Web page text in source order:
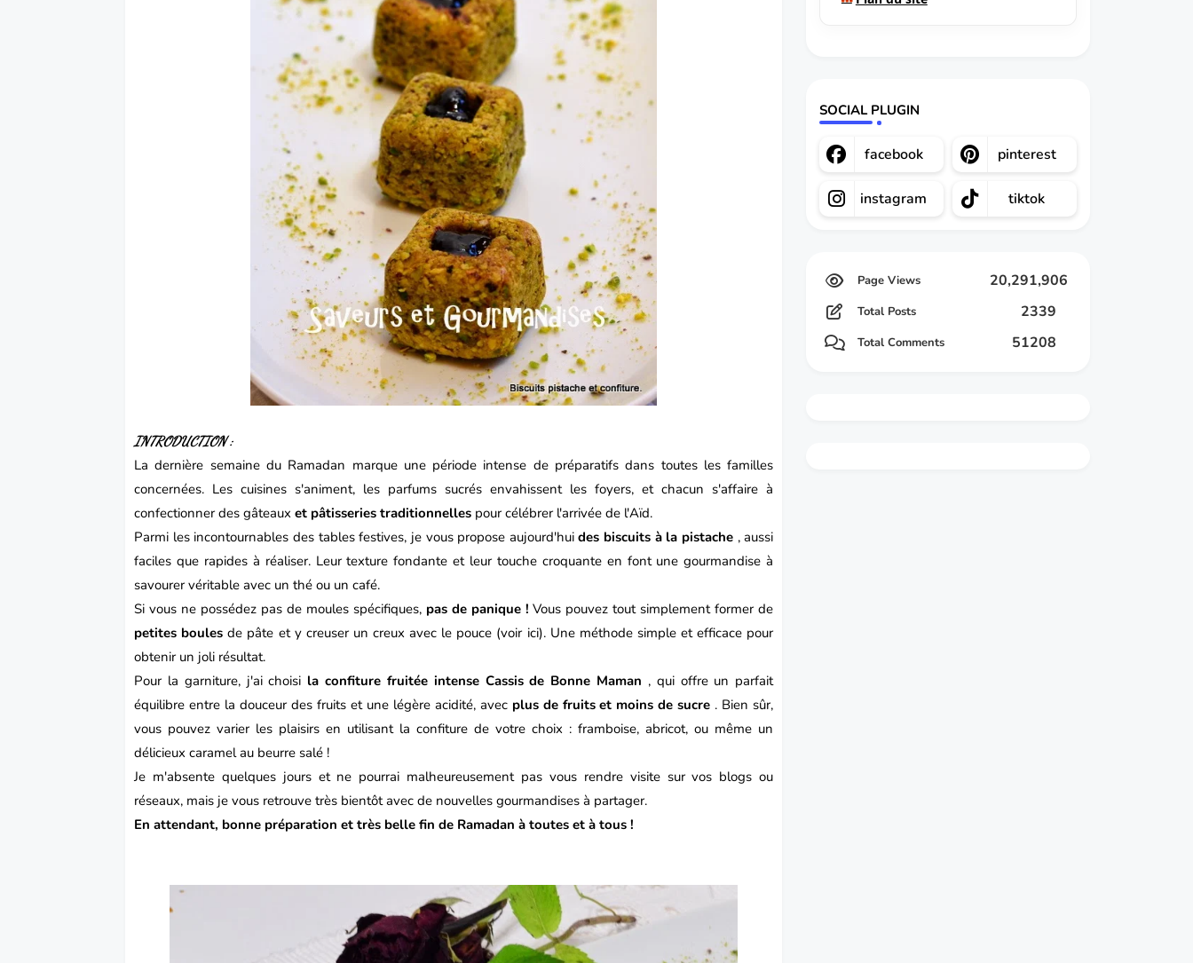
INTRODUCTION :
La dernière semaine du Ramadan marque une période intense de préparatifs dans toutes les familles
concernées. Les cuisines s'animent, les parfums sucrés envahissent les foyers, et chacun s'affaire à
confectionner desgâteaux et pâtisseries traditionnelles pour célébrer l'arrivée de l'Aïd.
Parmi les incontournables des tables festives, je vous propose aujourd'huides biscuits à la pistache, aussi
faciles que rapides à réaliser. Leur texture fondante et leur touche croquante en font une gourmandise à
savourer véritable avec un thé ou un café.
Si vous ne possédez pas de moules spécifiques, pas de panique ! Vous pouvez tout simplement former de
petites boules de pâte et y creuser un creux avec le pouce (voir ici). Une méthode simple et efficace pour
obtenir un joli résultat.
Pour la garniture, j'ai choisi la confiture fruitée intense Cassis de Bonne Maman , qui offre un parfait
équilibre entre la douceur des fruits et une légère acidité, avec plus de fruits et moins de sucre . Bien sûr,
vous pouvez varier les plaisirs en utilisant la confiture de votre choix : framboise, abricot, ou même un
délicieux caramel au beurre salé !
Je m'absente quelques jours et ne pourrai malheureusement pas vous rendre visite sur vos blogs ou
réseaux, mais je vous retrouve très bientôt avec de nouvelles gourmandises à partager.
En attendant, bonne préparation et très belle fin de Ramadan à toutes et à tous !
SOCIAL PLUGIN
facebook pinterest
instagram tiktok
20,291,906
Total Posts 2339
Total Comments 51208